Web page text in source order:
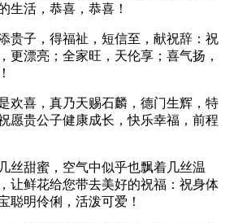
生活，恭喜，恭喜！
贵子，得福祉，短信至，献祝辞：祝
更漂亮；全家旺，天伦享；喜气扬，
欢喜，真乃天赐石麟，德门生辉，特
愿贵公子健康成长，快乐幸福，前程
丝甜蜜，空气中似乎也飘着几丝温
让鲜花给您带去美好的祝福：祝身体
聪明伶俐，活泼可爱！